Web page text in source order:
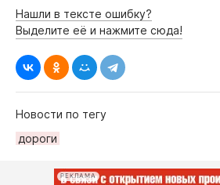
Нашли в тексте ошибку?
Выделите её и нажмите сюда!
Новости по тегу
дороги
РЕКЛАМА